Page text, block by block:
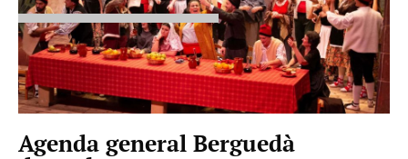
Agenda general Berguedà